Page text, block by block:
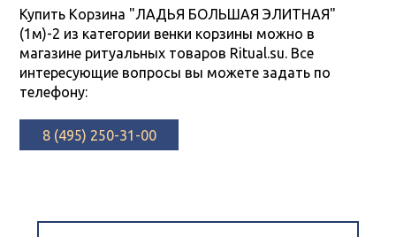
Купить Корзина "ЛАДЬЯ БОЛЬШАЯ ЭЛИТНАЯ"
(1м)-2 из категории венки корзины можно в
магазине ритуальных товаров Ritual.su. Все
интересующие вопросы вы можете задать по
телефону:
8 (495) 250-31-00